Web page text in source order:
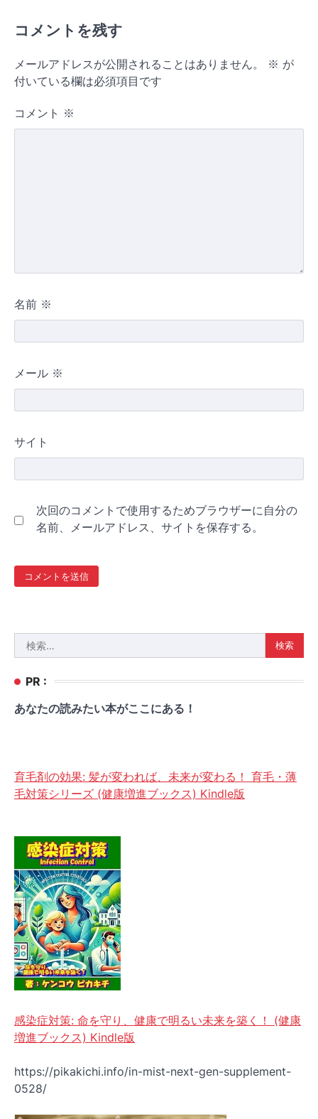
コメントを残す
メールアドレスが公開されることはありません。 ※ が
付いている欄は必須項目です
コメント ※
名前 ※
メール ※
サイト
次回のコメントで使用するためブラウザーに自分の
名前、メールアドレス、サイトを保存する。
索:
PR :
あなたの読みたい本がここにある！
育毛剤の効果: 髪が変われば、未来が変わる！ 育毛・薄
毛対策シリーズ (健康増進ブックス) Kindle版
感染症対策: 命を守り、健康で明るい未来を築く！ (健康
増進ブックス) Kindle版
https://pikakichi.info/in-mist-next-gen-supplement-
0528/